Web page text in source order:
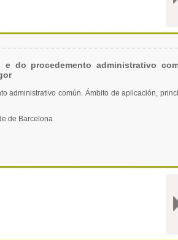
do procedemento administrativo
administrativo común. Ámbito de aplicación,
de Barcelona